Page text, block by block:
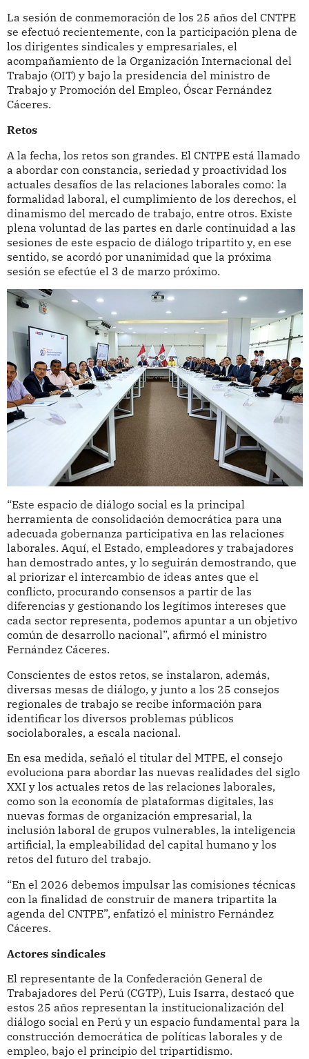
La sesión de conmemoración de los 25 años del CNTPE
se efectuó recientemente, con la participación plena de
los dirigentes sindicales y empresariales, el
acompañamiento de la Organización Internacional del
Trabajo (OIT) y bajo la presidencia del ministro de
Trabajo y Promoción del Empleo, Óscar Fernández
Cáceres.
Retos
A la fecha, los retos son grandes. El CNTPE está llamado
a abordar con constancia, seriedad y proactividad los
actuales desafíos de las relaciones laborales como: la
formalidad laboral, el cumplimiento de los derechos, el
dinamismo del mercado de trabajo, entre otros. Existe
plena voluntad de las partes en darle continuidad a las
sesiones de este espacio de diálogo tripartito y, en ese
sentido, se acordó por unanimidad que la próxima
sesión se efectúe el 3 de marzo próximo.
“Este espacio de diálogo social es la principal
herramienta de consolidación democrática para una
adecuada gobernanza participativa en las relaciones
laborales. Aquí, el Estado, empleadores y trabajadores
han demostrado antes, y lo seguirán demostrando, que
al priorizar el intercambio de ideas antes que el
conflicto, procurando consensos a partir de las
diferencias y gestionando los legítimos intereses que
cada sector representa, podemos apuntar a un objetivo
común de desarrollo nacional”, afirmó el ministro
Fernández Cáceres.
Conscientes de estos retos, se instalaron, además,
diversas mesas de diálogo, y junto a los 25 consejos
regionales de trabajo se recibe información para
identificar los diversos problemas públicos
sociolaborales, a escala nacional.
En esa medida, señaló el titular del MTPE, el consejo
evoluciona para abordar las nuevas realidades del siglo
XXI y los actuales retos de las relaciones laborales,
como son la economía de plataformas digitales, las
nuevas formas de organización empresarial, la
inclusión laboral de grupos vulnerables, la inteligencia
artificial, la empleabilidad del capital humano y los
retos del futuro del trabajo.
“En el 2026 debemos impulsar las comisiones técnicas
con la finalidad de construir de manera tripartita la
agenda del CNTPE”, enfatizó el ministro Fernández
Cáceres.
Actores sindicales
El representante de la Confederación General de
Trabajadores del Perú (CGTP), Luis Isarra, destacó que
estos 25 años representan la institucionalización del
diálogo social en Perú y un espacio fundamental para la
construcción democrática de políticas laborales y de
empleo, bajo el principio del tripartidismo.